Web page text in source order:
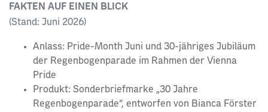
FAKTEN AUF EINEN BLICK
(Stand: Juni 2026)
Anlass: Pride-Month Juni und 30-jähriges Jubiläum
der Regenbogenparade im Rahmen der Vienna
Pride
Produkt: Sonderbriefmarke „30 Jahre
Regenbogenparade“, entworfen von Bianca Förster